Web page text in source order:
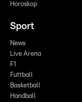
Horoskop
Sport
News
Live Arena
F1
Futtball
Basketball
Handball